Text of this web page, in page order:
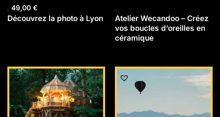
49,00 €
Découvrez la photo à Lyon
Atelier Wecandoo – Créez
vos boucles d’oreilles en
céramique